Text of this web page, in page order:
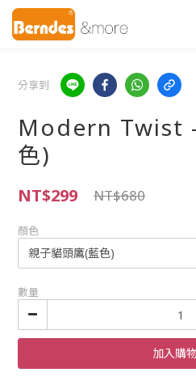
分享到
Modern Twist
色)
NT$299 NT$680
顏色
數量
加入購